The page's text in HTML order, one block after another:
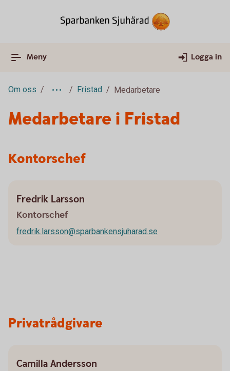
Meny Logga in
Om oss Fristad Medarbetare
Medarbetare i Fristad
Kontorschef
Fredrik Larsson
Kontorschef
fredrik.larsson@sparbankensjuharad.se
Privatrådgivare
Camilla Andersson